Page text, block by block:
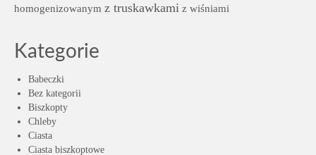
homogenizowanym z truskawkami z wiśniami
Kategorie
Babeczki
Bez kategorii
Biszkopty
Chleby
Ciasta
Ciasta biszkoptowe